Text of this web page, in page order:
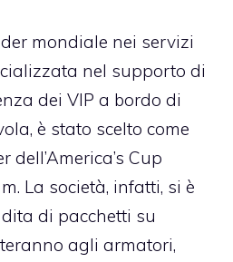
mondiale nei servizi
nel supporto di
dei VIP a bordo di
è stato scelto come
Cup
La società, infatti, si è
di pacchetti su
agli armatori,